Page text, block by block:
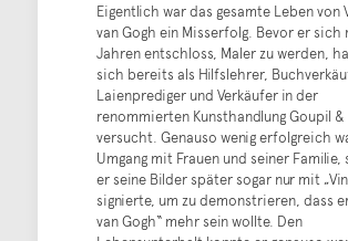
Eigentlich war das gesamte Leben von
van Gogh ein Misserfolg. Bevor er sich
Jahren entschloss, Maler zu werden,
sich bereits als Hilfslehrer,
Laienprediger und Verkäufer in der
renommierten Kunsthandlung Goupil &
versucht. Genauso wenig erfolgreich
Umgang mit Frauen und seiner Familie,
er seine Bilder später sogar nur mit
signierte, um zu demonstrieren, dass
van Gogh“ mehr sein wollte. Den